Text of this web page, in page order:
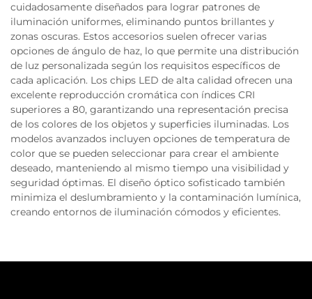
cuidadosamente diseñados para lograr patrones de
iluminación uniformes, eliminando puntos brillantes y
zonas oscuras. Estos accesorios suelen ofrecer varias
opciones de ángulo de haz, lo que permite una distribución
de luz personalizada según los requisitos específicos de
cada aplicación. Los chips LED de alta calidad ofrecen una
excelente reproducción cromática con índices CRI
superiores a 80, garantizando una representación precisa
de los colores de los objetos y superficies iluminadas. Los
modelos avanzados incluyen opciones de temperatura de
color que se pueden seleccionar para crear el ambiente
deseado, manteniendo al mismo tiempo una visibilidad y
seguridad óptimas. El diseño óptico sofisticado también
minimiza el deslumbramiento y la contaminación lumínica,
creando entornos de iluminación cómodos y eficientes.